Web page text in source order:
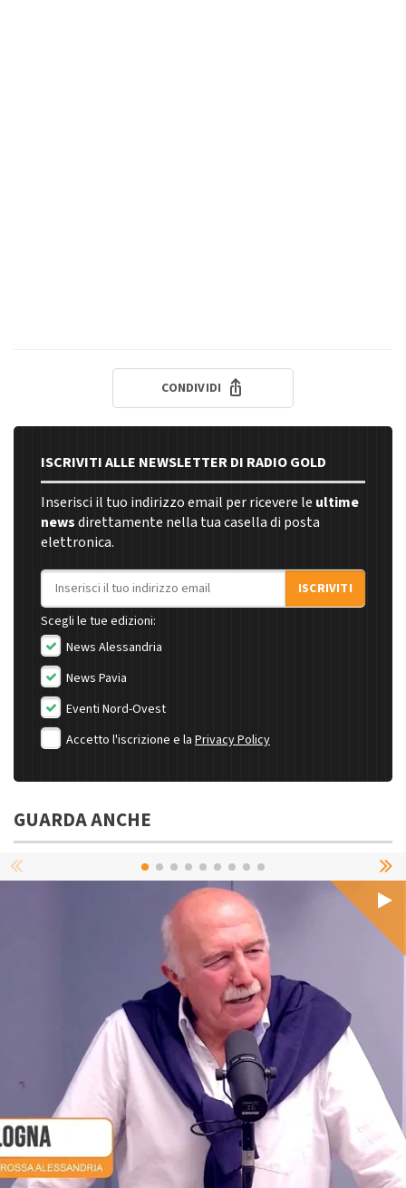
CONDIVIDI
ISCRIVITI ALLE NEWSLETTER DI RADIO GOLD
Inserisci il tuo indirizzo email per ricevere le ultime
newsdirettamente nella tua casella di posta
elettronica.
Indirizzo email
ISCRIVITI
Scegli le tue edizioni:
News Alessandria
News Pavia
Eventi Nord-Ovest
Accetto l'iscrizione e la Privacy Policy
GUARDA ANCHE